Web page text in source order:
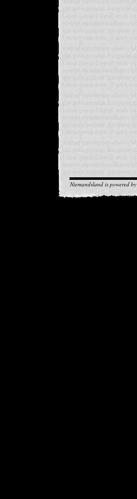
Niemandsland is powered by